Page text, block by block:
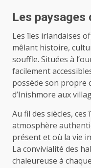
Les paysages
Les îles irlandaises
mêlant histoire,
souffle. Situées à
facilement
possède son propre
d’Inishmore aux
Au fil des siècles,
atmosphère
présent et où la vie
La convivialité des
chaleureuse à